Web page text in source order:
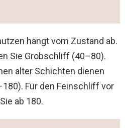
hängt vom Zustand ab.
Sie Grobschliff (40–80).
alter Schichten dienen
Für den Feinschliff vor
ab 180.